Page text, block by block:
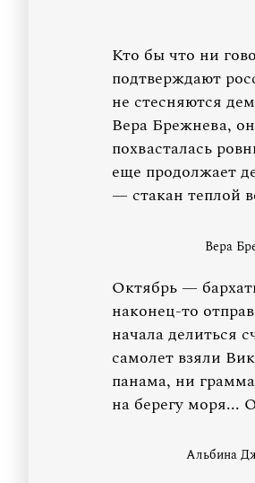
Кто бы что ни
подтверждают
не стесняются
Вера Брежнева,
похвасталась
еще продолжает
— стакан теплой
Вера
Октябрь —
наконец-то
начала делиться
самолет взяли
панама, ни
на берегу моря...
Альбина